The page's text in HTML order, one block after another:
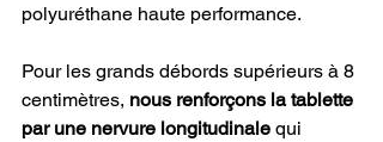
polyuréthane haute performance.
Pour les grands débords supérieurs à 8
centimètres, nous renforçons la tablette
par une nervure longitudinale qui